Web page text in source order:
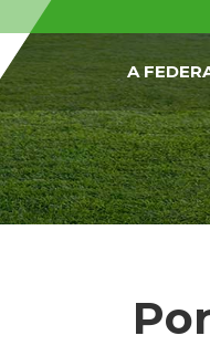
A